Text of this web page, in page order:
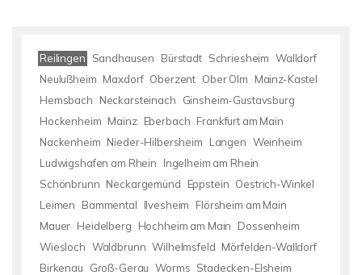
Reilingen Sandhausen Bürstadt Schriesheim Walldorf
Neulußheim Maxdorf Oberzent Ober Olm
Mainz-Kastel
Hemsbach
Neckarsteinach
Ginsheim-Gustavsburg
Hockenheim Mainz Eberbach Frankfurt am Main
Nackenheim Nieder-Hilbersheim Langen Weinheim
Ludwigshafen am Rhein
Ingelheim am Rhein
Schönbrunn Neckargemünd Eppstein Oestrich-Winkel
Leimen
Bammental Ilvesheim
Flörsheim am Main
Mauer Heidelberg Hochheim am Main
Dossenheim
Wiesloch Waldbrunn Wilhelmsfeld Mörfelden-Walldorf
Birkenau
Groß-Gerau Worms Stadecken-Elsheim